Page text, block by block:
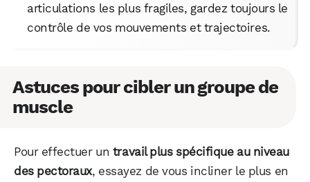
articulations les plus fragiles, gardez toujours le
contrôle de vos mouvements et trajectoires.
Astuces pour cibler un groupe de
muscle
Pour effectuer un travail plus spécifique au niveau
des pectoraux, essayez de vous incliner le plus en